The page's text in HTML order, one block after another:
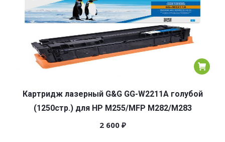
Картридж лазерный G&G GG-W2211A голубой
(1250стр.) для HP M255/MFP M282/M283
2 600 ₽